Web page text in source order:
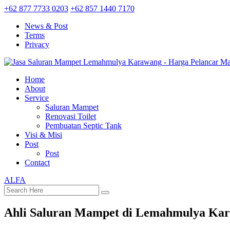
+62 877 7733 0203 +62 857 1440 7170
News & Post
Terms
Privacy
Home
About
Service
Saluran Mampet
Renovasi Toilet
Pembuatan Septic Tank
Visi & Misi
Post
Post
Contact
ALFA
Ahli Saluran Mampet di Lemahmulya